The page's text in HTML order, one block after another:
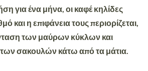
για ένα μήνα, οι καφέ κηλίδες
και η επιφάνεια τους περιορίζεται,
των μαύρων κύκλων και
των σακουλών κάτω από τα μάτια.